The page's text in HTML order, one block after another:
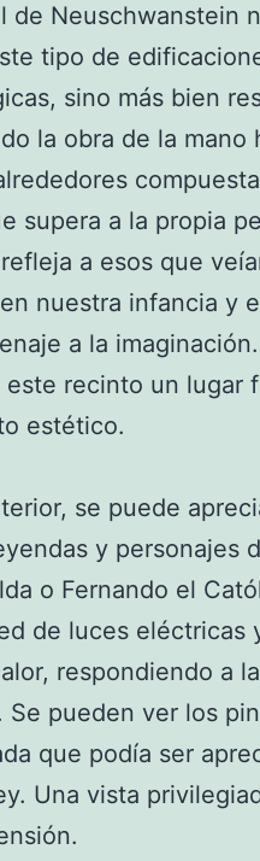
de Neuschwanstein
tipo de
sino más bien
la obra de la mano
supera a la propia
a esos que
nuestra infancia y
a la
recinto un lugar
estético.
se puede
y personajes
o Fernando el
de luces eléctricas
respondiendo a
Se pueden ver los
que podía ser
Una vista